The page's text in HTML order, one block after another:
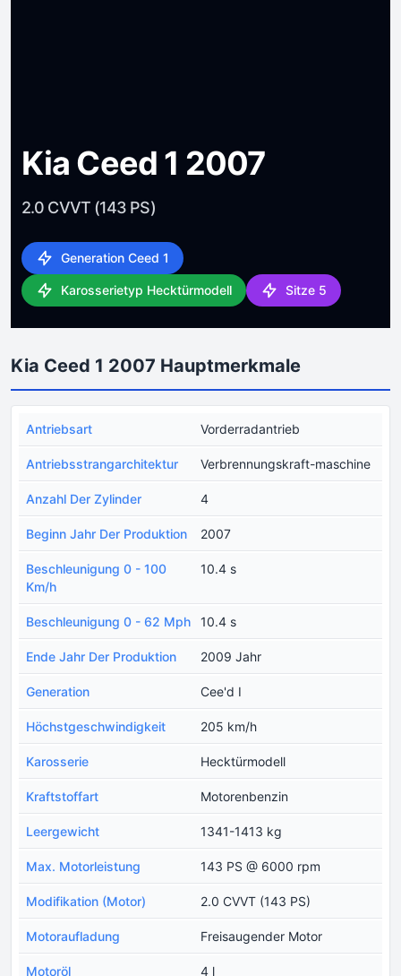
Kia Ceed 1 2007
2.0 CVVT (143 PS)
Generation Ceed 1
Karosserietyp Hecktürmodell Sitze 5
Kia Ceed 1 2007 Hauptmerkmale
Antriebsart Vorderradantrieb
Antriebsstrangarchitektur Verbrennungskraft-maschine
Anzahl Der Zylinder 4
Beginn Jahr Der Produktion 2007
Beschleunigung 0 - 100
Km/h
10.4 s
Beschleunigung 0 - 62 Mph 10.4 s
Ende Jahr Der Produktion 2009 Jahr
Generation Cee'd I
Höchstgeschwindigkeit 205 km/h
Karosserie Hecktürmodell
Kraftstoffart Motorenbenzin
Leergewicht 1341-1413 kg
Max. Motorleistung 143 PS @ 6000 rpm
Modifikation (Motor) 2.0 CVVT (143 PS)
Motoraufladung Freisaugender Motor
Motoröl 4 l